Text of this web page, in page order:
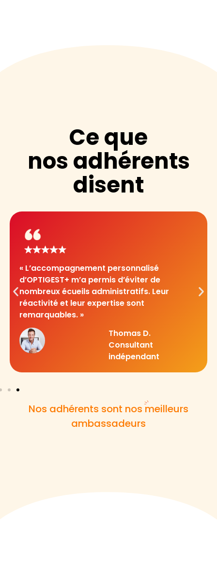
Ce que
nos adhérents
disent
« La complémentarité entre mon expert-
comptable et OPTIGEST+ a été un véritable
atout pour mon activité. Je me sens
doublement sécurisé. »
Médecin libéral
Nos adhérents sont nos meilleurs
ambassadeurs